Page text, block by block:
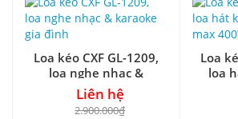
Loa kéo CXF GL-1209,
loa nghe nhạc &
karaoke gia đình
Liên hệ
2.900.000₫
Loa
loa